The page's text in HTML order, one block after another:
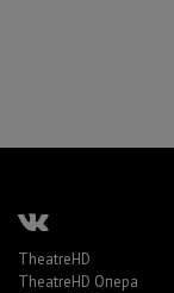
TheatreHD
TheatreHD Опера